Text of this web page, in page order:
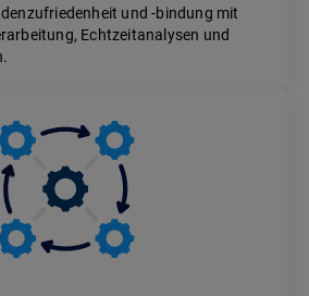
und -bindung mit
Echtzeitanalysen und